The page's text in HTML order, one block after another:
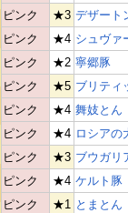
ピンク
★3 デザート
ピンク
★4 シュヴァ
ピンク
★2 寧郷豚
ピンク
★5 ブリティ
ピンク
★4 舞妓とん
ピンク
★4 ロシアの
ピンク
★3 ブウガリ
ピンク
★4 ケルト豚
ピンク
★1 とまとん